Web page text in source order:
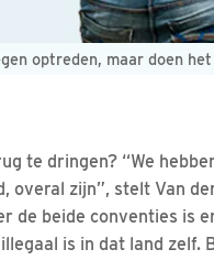
optreden, maar doen
te dringen? “We
zijn”, stelt Van
de beide conventies is
is in dat land zelf.